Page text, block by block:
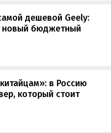
дешевой Geely:
новый бюджетный
в Россию
который стоит